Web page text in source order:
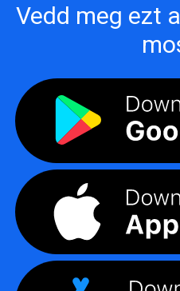
Vedd meg ezt